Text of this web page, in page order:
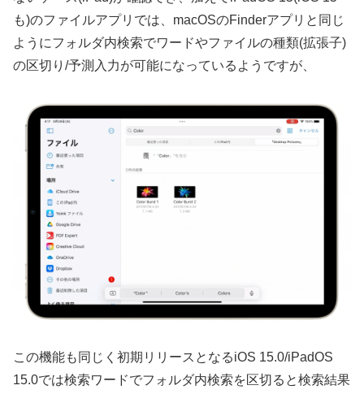
も)のファイルアプリでは、macOSのFinderアプリと同じ
ようにフォルダ内検索でワードやファイルの種類(拡張子)
の区切り/予測入力が可能になっているようですが、
この機能も同じく初期リリースとなるiOS 15.0/iPadOS
15.0では検索ワードでフォルダ内検索を区切ると検索結果